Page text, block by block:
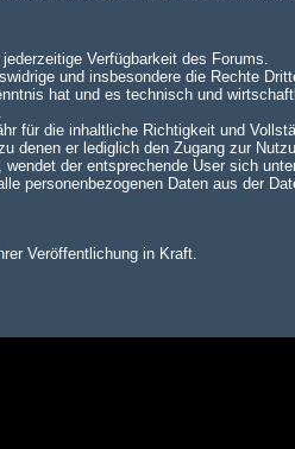
Verfügbarkeit des Forums.
und insbesondere die Rechte
hat und es technisch und
für die inhaltliche Richtigkeit und
denen er lediglich den Zugang zur
der entsprechende User sich
personenbezogenen Daten aus der
Veröffentlichung in Kraft.